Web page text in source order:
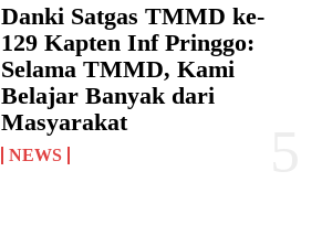
Danki Satgas TMMD ke-
129 Kapten Inf Pringgo:
Selama TMMD, Kami
Belajar Banyak dari
Masyarakat
NEWS